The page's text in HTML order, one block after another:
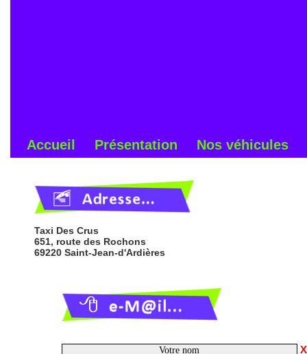
Accueil Présentation Nos véhicules
Taxi Des Crus
651, route des Rochons
69220 Saint-Jean-d'Ardières
X